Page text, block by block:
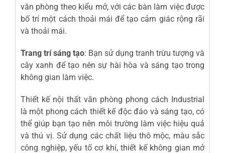
văn phòng theo kiểu mở, với các bàn làm việc được
bố trí một cách thoải mái để tạo cảm giác rộng rãi
và thoải mái.
Trang trí sáng tạo: Bạn sử dụng tranh trừu tượng và
cây xanh để tạo nên sự hài hòa và sáng tạo trong
không gian làm việc.
Thiết kế nội thất văn phòng phong cách Industrial
là một phong cách thiết kế độc đáo và sáng tạo, có
thể giúp bạn tạo nên môi trường làm việc hiệu quả
và thú vị. Sử dụng các chất liệu thô mộc, màu sắc
công nghiệp, yếu tố cơ khí, thiết kế không gian mở